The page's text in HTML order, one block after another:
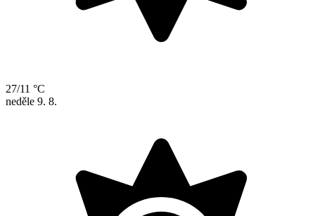
27/11 °C
neděle 9. 8.